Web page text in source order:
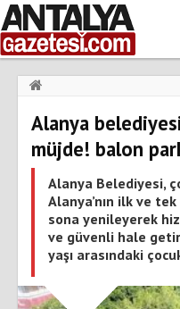
Alanya belediyesi'nden
Alanya
müjde! balon
Alanya Belediyesi,
Alanya’nın ilk ve
sona yenileyerek
ve güvenli hale
yaşı arasındaki